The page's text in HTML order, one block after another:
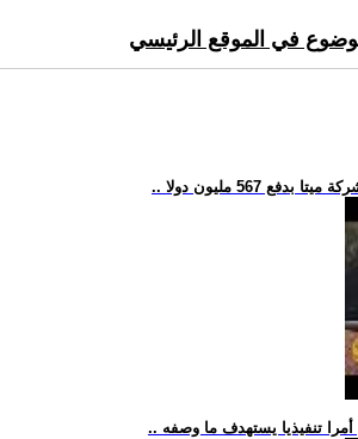
في الموقع الرئيسي
567 مليون دولا
أمرا تنفيذيا يستهدف ما وصفه